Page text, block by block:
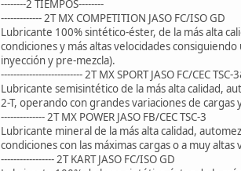
--------2 TIEMPOS--------
------------- 2T MX COMPETITION JASO FC/ISO GD
Lubricante 100% sintético-éster, de la más alta
condiciones y más altas velocidades
inyección y pre-mezcla).
-------------------------- 2T MX SPORT JASO FC/CEC TSC-
Lubricante semisintético de la más alta calidad,
2-T, operando con grandes variaciones de
-------------- 2T MX POWER JASO FB/CEC TSC-3
Lubricante mineral de la más alta calidad,
condiciones con las máximas cargas o a muy
----------------- 2T KART JASO FC/ISO GD